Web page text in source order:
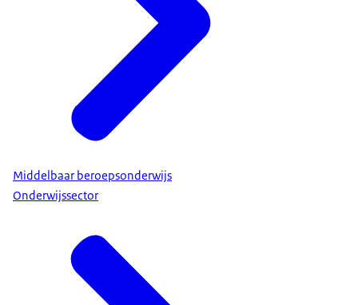
Middelbaar beroepsonderwijs
Onderwijssector